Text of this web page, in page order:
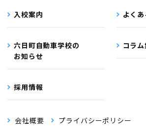
入校案内 よく
六日町自動車学校の
お知らせ
コラ
採用情報
会社概要 プライバシーポリシー